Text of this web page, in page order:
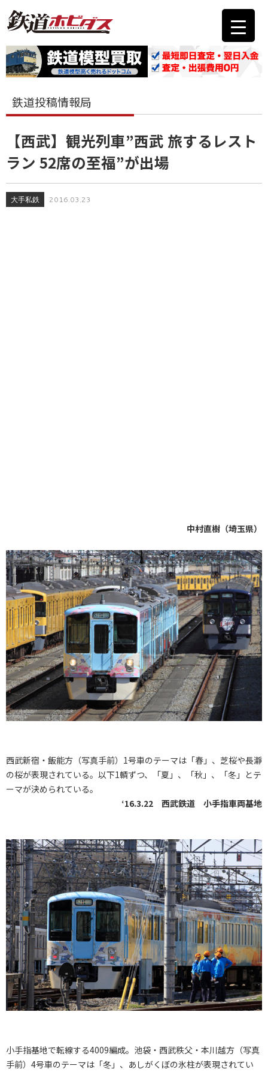
鉄道投稿情報局
【西武】観光列車”西武 旅するレスト
ラン 52席の至福”が出場
大手私鉄 2016.03.23
中村直樹（埼玉県）
西武新宿・飯能方（写真手前）1号車のテーマは「春」、芝桜や長瀞
の桜が表現されている。以下1輌ずつ、「夏」、「秋」、「冬」とテ
ーマが決められている。
‘16.3.22 西武鉄道 小手指車両基地
小手指基地で転線する4009編成。池袋・西武秩父・本川越方（写真
手前）4号車のテーマは「冬」、あしがくぼの氷柱が表現されてい